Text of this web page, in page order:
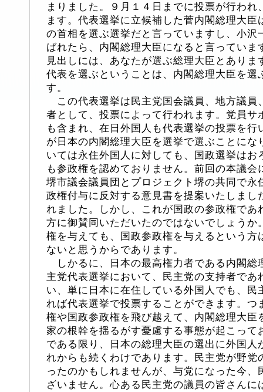
まりました。９月１４日までに投票が行われ
ます。代表選挙に立候補した菅内閣総理大臣
の首相を選ぶ選挙だと言っていますし、小沢
ばれたら、内閣総理大臣になると言っていま
見出しには、あなたが選ぶ総理大臣とありま
代表を選ぶということは、内閣総理大臣を選
す。
この代表選挙は民主党国会議員、地方議員
者として、投票によって行われます。党員サ
も含まれ、在日外国人も代表選挙の投票を行
が日本の内閣総理大臣を選挙で選ぶことにな
いては永住外国人に対しても、国政選挙はお
も参政権を認めておりません。前回の本議会
堺市議会議員団とプロジェクト堺の共同で永
政権付与に反対する意見書を提案いたしまし
れました。しかし、これが国政の参政権であ
方に御賛同いただいたのではないでしょうか
権を与えても、国政参政権を与えるという方
ないと思うからであります。
しかるに、日本の最高権力者である内閣総
主党代表選挙において、民主党の支持者であ
い、単に日本に在住している外国人でも、民
れば代表選挙で投票することができます。つ
権や国政参政権を飛び越えて、内閣総理大臣
家の根幹を揺るがす憂慮する事態が起こって
である限り、日本の総理大臣の選出に外国人
れからも続くわけであります。民主党が野党
ったのかもしれませんが、与党になった今、
ざいません。心ある民主党の議員の皆さんに